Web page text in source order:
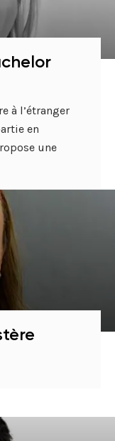
à l’étranger
en
une